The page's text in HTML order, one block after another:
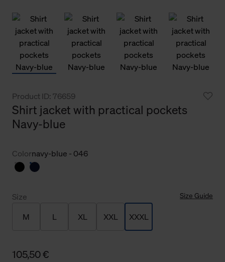
Product ID: 76659
Shirt jacket with practical pockets
Navy-blue
Colornavy-blue - 046
Size Size Guide
M L XL XXL XXXL
105,50 €